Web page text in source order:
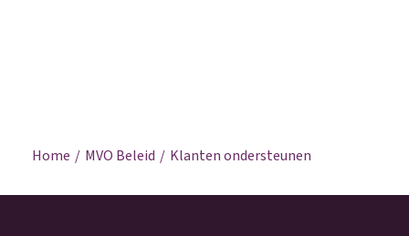
Home MVO Beleid Klanten ondersteunen